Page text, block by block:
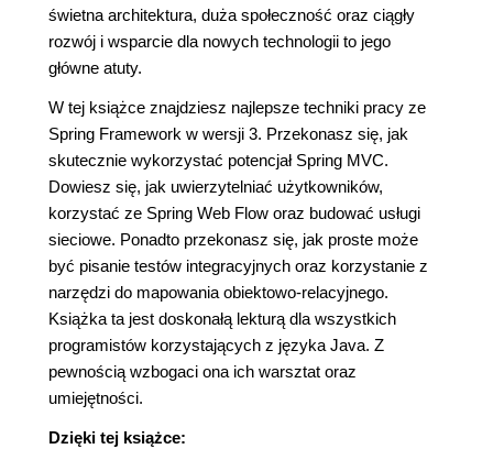
świetna architektura, duża społeczność oraz ciągły
rozwój i wsparcie dla nowych technologii to jego
główne atuty.
W tej książce znajdziesz najlepsze techniki pracy ze
Spring Framework w wersji 3. Przekonasz się, jak
skutecznie wykorzystać potencjał Spring MVC.
Dowiesz się, jak uwierzytelniać użytkowników,
korzystać ze Spring Web Flow oraz budować usługi
sieciowe. Ponadto przekonasz się, jak proste może
być pisanie testów integracyjnych oraz korzystanie z
narzędzi do mapowania obiektowo-relacyjnego.
Książka ta jest doskonałą lekturą dla wszystkich
programistów korzystających z języka Java. Z
pewnością wzbogaci ona ich warsztat oraz
umiejętności.
Dzięki tej książce: